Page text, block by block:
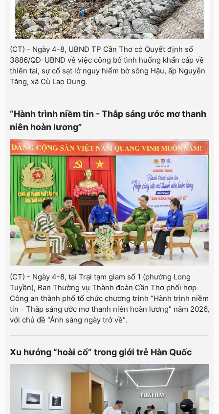
(CT) - Ngày 4-8, UBND TP Cần Thơ có Quyết định số
3886/QĐ-UBND về việc công bố tình huống khẩn cấp về
thiên tai, sự cố sạt lở nguy hiểm bờ sông Hậu, ấp Nguyễn
Tăng, xã Cù Lao Dung.
“Hành trình niềm tin - Thắp sáng ước mơ thanh
niên hoàn lương”
(CT) - Ngày 4-8, tại Trại tạm giam số 1 (phường Long
Tuyền), Ban Thường vụ Thành đoàn Cần Thơ phối hợp
Công an thành phố tổ chức chương trình “Hành trình niềm
tin - Thắp sáng ước mơ thanh niên hoàn lương” năm 2026,
với chủ đề “Ánh sáng ngày trở về”.
Xu hướng “hoài cổ” trong giới trẻ Hàn Quốc